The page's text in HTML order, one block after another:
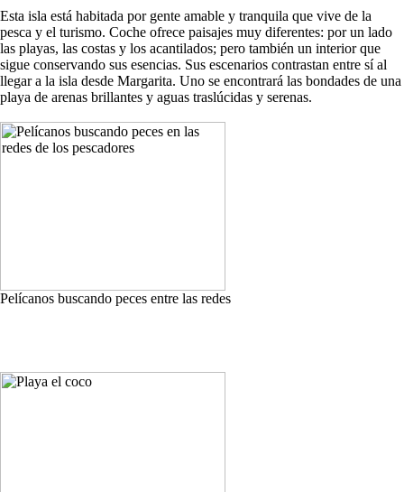
Esta isla está habitada por gente amable y tranquila que vive de la
pesca y el turismo. Coche ofrece paisajes muy diferentes: por un lado
las playas, las costas y los acantilados; pero también un interior que
sigue conservando sus esencias. Sus escenarios contrastan entre sí al
llegar a la isla desde Margarita. Uno se encontrará las bondades de una
playa de arenas brillantes y aguas traslúcidas y serenas.
Pelícanos buscando peces entre las redes